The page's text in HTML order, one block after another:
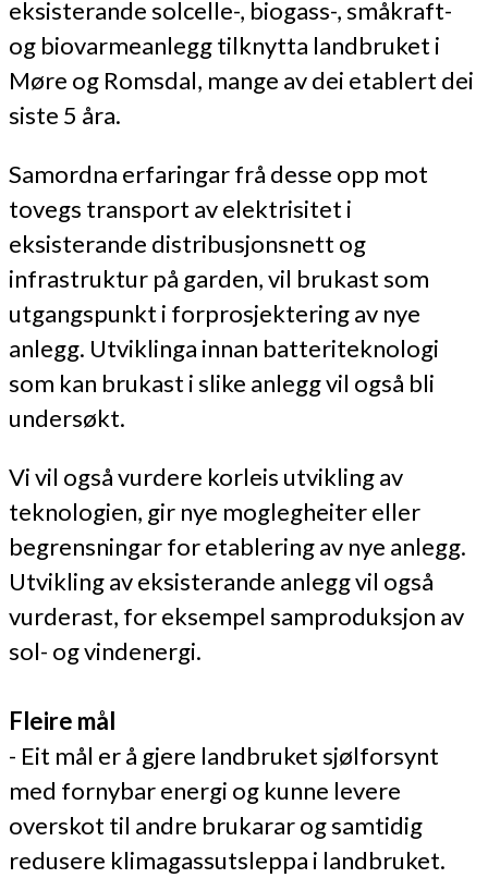
eksisterande solcelle-, biogass-, småkraft-
og biovarmeanlegg tilknytta landbruket i
Møre og Romsdal, mange av dei etablert dei
siste 5 åra.
Samordna erfaringar frå desse opp mot
tovegs transport av elektrisitet i
eksisterande distribusjonsnett og
infrastruktur på garden, vil brukast som
utgangspunkt i forprosjektering av nye
anlegg. Utviklinga innan batteriteknologi
som kan brukast i slike anlegg vil også bli
undersøkt.
Vi vil også vurdere korleis utvikling av
teknologien, gir nye moglegheiter eller
begrensningar for etablering av nye anlegg.
Utvikling av eksisterande anlegg vil også
vurderast, for eksempel samproduksjon av
sol- og vindenergi.
Fleire mål
- Eit mål er å gjere landbruket sjølforsynt
med fornybar energi og kunne levere
overskot til andre brukarar og samtidig
redusere klimagassutsleppa i landbruket.